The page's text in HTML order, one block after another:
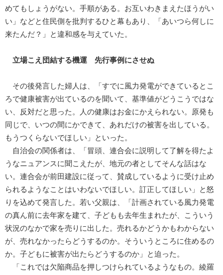
めてもしょうがない。手順がある。お互いわきまえたほうがい
い」などと住民側を批判するひと幕もあり、「あいつら何しに
来たんだ？」と違和感を与えていた。
立場こえ団結する機運 先行事例にさせぬ
その後発言した婦人は、「すでに風力発電ができているとこ
ろで健康被害が出ているのを聞いて、基準値がどうこうではな
い、反対だと思った。人の健康はお金にかえられない。原発も
同じで、いつの間にかできて、あれだけの被害を出している。
もうつくらないでほしい」といった。
自治会の関係者は、「冒頭、連合会に説明して了解を得たよ
うなニュアンスに聞こえたが、地元の者としてそんな話はな
い。連合会が前田建設に従って、賛成しているように受け止め
られるようなことはいわないでほしい。訂正してほしい」と怒
りを込めて発言した。若い父親は、「計画されている風力発電
の真ん前に去年家を建て、子どもも去年生まれたが、こういう
状況のなかで家を売りに出した。売れるかどうかもわからない
が、売れなかったらどうするのか。そういうところに住めるの
か。子どもに被害が出たらどうするのか」と迫った。
「これでは欠陥商品を押しつけられているようなもの。綾羅